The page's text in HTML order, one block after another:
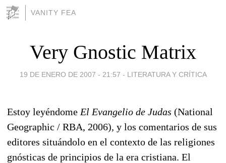
VANITY FEA
Very Gnostic Matrix
19 DE ENERO DE 2007 - 21:57 - LITERATURA Y CRÍTICA
Estoy leyéndome El Evangelio de Judas (National
Geographic / RBA, 2006), y los comentarios de sus
editores situándolo en el contexto de las religiones
gnósticas de principios de la era cristiana. El